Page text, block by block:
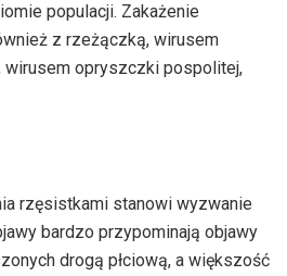
populacji. Zakażenie
z rzeżączką, wirusem
wirusem opryszczki pospolitej,
rzęsistkami stanowi wyzwanie
bardzo przypominają objawy
drogą płciową, a większość